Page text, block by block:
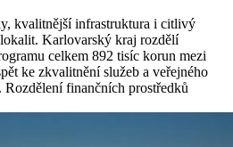
kvalitnější infrastruktura i citlivý
Karlovarský kraj rozdělí
celkem 892 tisíc korun mezi
ke zkvalitnění služeb a veřejného
finančních prostředků